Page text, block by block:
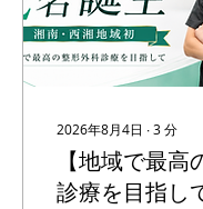
2026年8月4日 ∙3分
【地域で最高
診療を目指し